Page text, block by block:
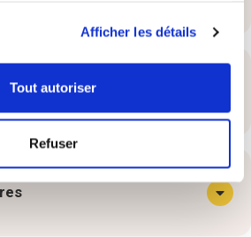
Afficher les détails
Tout autoriser
Refuser
disposition